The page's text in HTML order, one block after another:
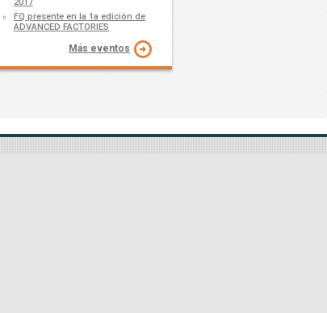
FQ presente en la 1a edición de
ADVANCED FACTORIES
Más eventos